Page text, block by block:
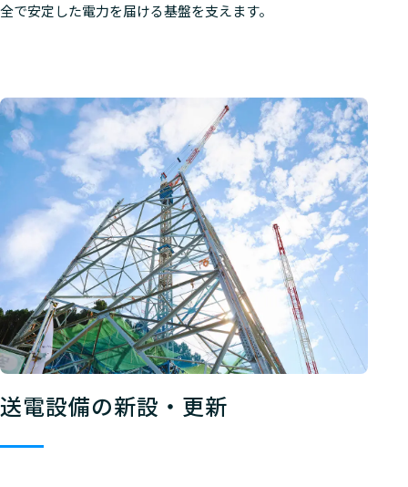
全で安定した電力を届ける基盤を支えます。
送電設備の新設・更新